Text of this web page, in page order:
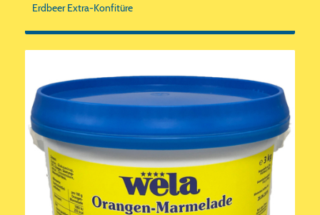
Erdbeer Extra-Konfitüre